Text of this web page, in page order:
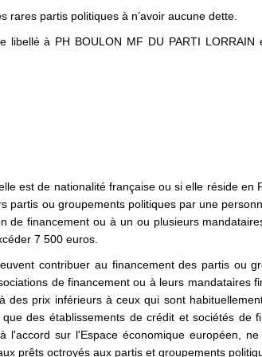
rares partis politiques à n’avoir aucune dette.
à PH BOULON MF DU PARTI LORRAIN
est de nationalité française ou si elle réside en
partis ou groupements politiques par une
de financement ou à un ou plusieurs
7 500 euros.
contribuer au financement des partis ou
de financement ou à leurs mandataires
prix inférieurs à ceux qui sont
des établissements de crédit et sociétés de
sur l'Espace économique européen,
prêts octroyés aux partis et groupements